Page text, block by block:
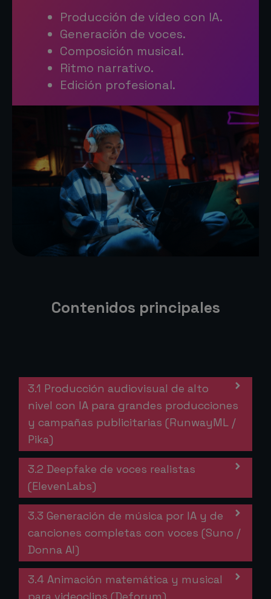
Producción de vídeo con IA.
Generación de voces.
Composición musical.
Ritmo narrativo.
Edición profesional.
Contenidos principales
3.1 Producción audiovisual de alto
nivel con IA para grandes producciones
y campañas publicitarias (RunwayML /
Pika)
3.2 Deepfake de voces realistas
(ElevenLabs)
3.3 Generación de música por IA y de
canciones completas con voces (Suno /
Donna AI)
3.4 Animación matemática y musical